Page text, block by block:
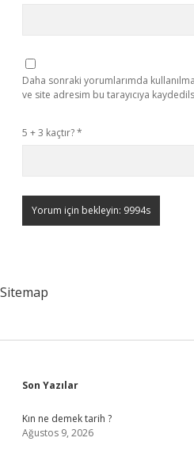
Daha sonraki yorumlarımda
ve site adresim bu tarayıcıya
5 + 3 kaçtır?*
Sitemap
Sidebar
Son Yazılar
Kın ne demek tarih ?
Ağustos 9, 2026